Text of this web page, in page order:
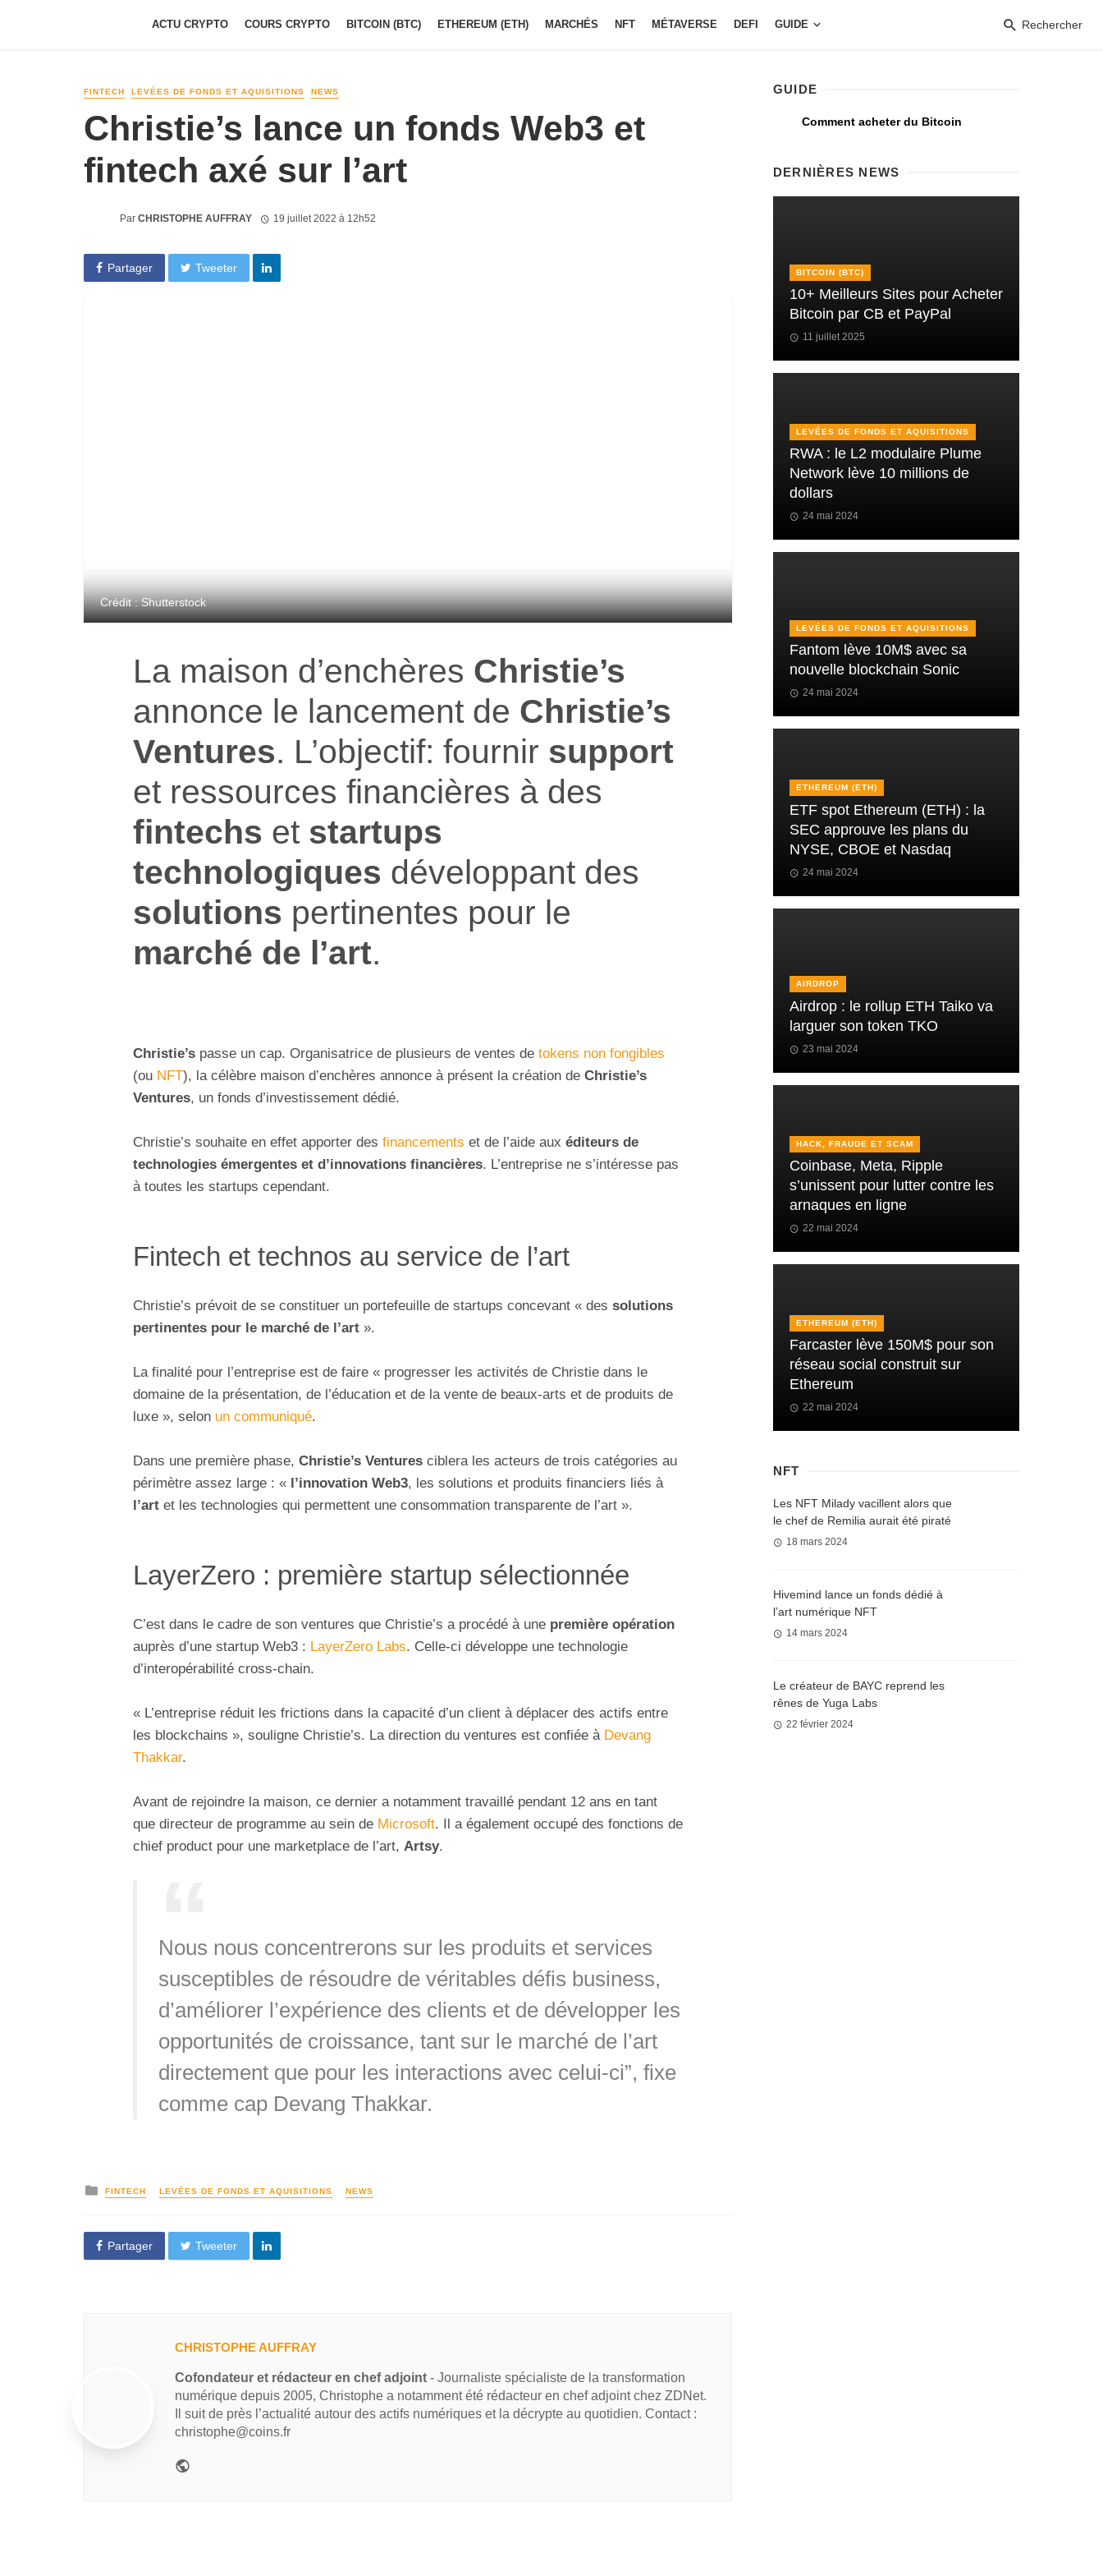
ACTU CRYPTO COURS CRYPTO BITCOIN (BTC) ETHEREUM (ETH) MARCHÉS NFT MÉTAVERSE DEFI GUIDE Rechercher
FINTECH LEVÉES DE FONDS ET AQUISITIONS NEWS
Christie’s lance un fonds Web3 et
fintech axé sur l’art
Par CHRISTOPHE AUFFRAY 19 juillet 2022 à 12h52
Partager Tweeter
Crédit : Shutterstock
La maison d’enchères Christie’s
annonce le lancement de Christie’s
Ventures. L’objectif: fournir support
et ressources financières à des
fintechs et startups
technologiques développant des
solutions pertinentes pour le
marché de l’art.
Christie’s passe un cap. Organisatrice de plusieurs de ventes de tokens non fongibles
(ou NFT), la célèbre maison d’enchères annonce à présent la création de Christie’s
Ventures, un fonds d’investissement dédié.
Christie’s souhaite en effet apporter des financements et de l’aide aux éditeurs de
technologies émergentes et d’innovations financières. L’entreprise ne s’intéresse pas
à toutes les startups cependant.
Fintech et technos au service de l’art
Christie’s prévoit de se constituer un portefeuille de startups concevant « des solutions
pertinentes pour le marché de l’art ».
La finalité pour l’entreprise est de faire « progresser les activités de Christie dans le
domaine de la présentation, de l’éducation et de la vente de beaux-arts et de produits de
luxe », selon un communiqué.
Dans une première phase, Christie’s Ventures ciblera les acteurs de trois catégories au
périmètre assez large : « l’innovation Web3, les solutions et produits financiers liés à
l’art et les technologies qui permettent une consommation transparente de l’art ».
LayerZero : première startup sélectionnée
C’est dans le cadre de son ventures que Christie’s a procédé à une première opération
auprès d’une startup Web3 : LayerZero Labs. Celle-ci développe une technologie
d’interopérabilité cross-chain.
« L’entreprise réduit les frictions dans la capacité d’un client à déplacer des actifs entre
les blockchains », souligne Christie’s. La direction du ventures est confiée à Devang
Thakkar.
Avant de rejoindre la maison, ce dernier a notamment travaillé pendant 12 ans en tant
que directeur de programme au sein de Microsoft. Il a également occupé des fonctions de
chief product pour une marketplace de l’art, Artsy.
Nous nous concentrerons sur les produits et services
susceptibles de résoudre de véritables défis business,
d’améliorer l’expérience des clients et de développer les
opportunités de croissance, tant sur le marché de l’art
directement que pour les interactions avec celui-ci”, fixe
comme cap Devang Thakkar.
FINTECH LEVÉES DE FONDS ET AQUISITIONS NEWS
Partager Tweeter
CHRISTOPHE AUFFRAY
Cofondateur et rédacteur en chef adjoint - Journaliste spécialiste de la transformation
numérique depuis 2005, Christophe a notamment été rédacteur en chef adjoint chez ZDNet.
Il suit de près l’actualité autour des actifs numériques et la décrypte au quotidien. Contact :
christophe@coins.fr
GUIDE
Comment acheter du Bitcoin
DERNIÈRES NEWS
BITCOIN (BTC)
10+ Meilleurs Sites pour Acheter
Bitcoin par CB et PayPal
11 juillet 2025
LEVÉES DE FONDS ET AQUISITIONS
RWA : le L2 modulaire Plume
Network lève 10 millions de
dollars
24 mai 2024
LEVÉES DE FONDS ET AQUISITIONS
Fantom lève 10M$ avec sa
nouvelle blockchain Sonic
24 mai 2024
ETHEREUM (ETH)
ETF spot Ethereum (ETH) : la
SEC approuve les plans du
NYSE, CBOE et Nasdaq
24 mai 2024
AIRDROP
Airdrop : le rollup ETH Taiko va
larguer son token TKO
23 mai 2024
HACK, FRAUDE ET SCAM
Coinbase, Meta, Ripple
s’unissent pour lutter contre les
arnaques en ligne
22 mai 2024
ETHEREUM (ETH)
Farcaster lève 150M$ pour son
réseau social construit sur
Ethereum
22 mai 2024
NFT
Les NFT Milady vacillent alors que
le chef de Remilia aurait été piraté
18 mars 2024
Hivemind lance un fonds dédié à
l’art numérique NFT
14 mars 2024
Le créateur de BAYC reprend les
rênes de Yuga Labs
22 février 2024